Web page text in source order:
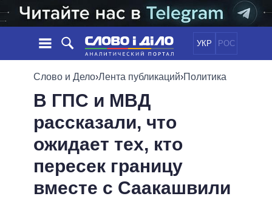
УКР РОС
НОВОСТИ
ЛЕНТА
СОБЫТИЯ
СТАТЬИ
МНЕНИЯ
ОБЗОРЫ
ДАЙДЖЕСТЫ
ПОЛИТИКА
ЭКОНОМИКА
ОБЩЕСТВО
МИР
ОБЕЩАНИЯ
ПОЛИТИКИ
ВСЕ ПОЛИТИКИ
ПРЕЗИДЕНТ И ОФИС
ВЕРХОВНАЯ РАДА
ИНФОГРАФИКА
ВИДЕО
Слово и Дело›Лента публикаций›Политика
В ГПС и МВД
рассказали, что
ожидает тех, кто
пересек границу
вместе с Саакашвили